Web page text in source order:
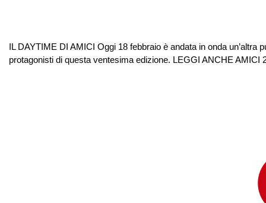
IL DAYTIME DI AMICI Oggi 18 febbraio è andata in onda un’altra
protagonisti di questa ventesima edizione. LEGGI ANCHE